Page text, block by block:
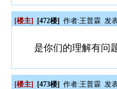
[楼主] [472楼] 作者:王普霖 发
是你们的理解有问
[楼主] [473楼] 作者:王普霖 发